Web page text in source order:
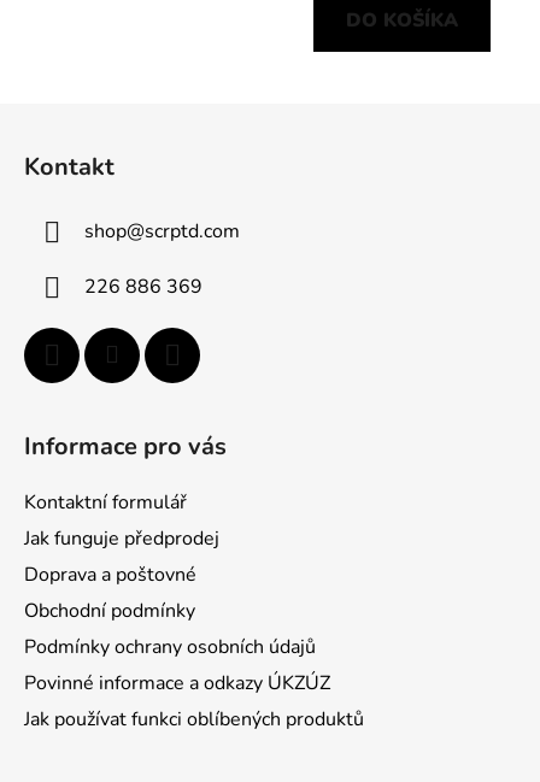
DO KOŠÍKA
Kontakt
shop@scrptd.com
226 886 369
Informace pro vás
Kontaktní formulář
Jak funguje předprodej
Doprava a poštovné
Obchodní podmínky
Podmínky ochrany osobních údajů
Povinné informace a odkazy ÚKZÚZ
Jak používat funkci oblíbených produktů